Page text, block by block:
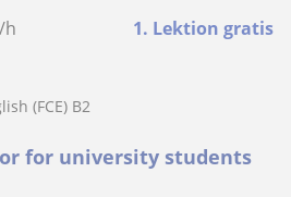
/h 1. Lektion gratis
(FCE) B2
for university students